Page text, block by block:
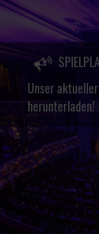
Unser
herunterladen!